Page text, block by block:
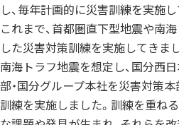
し、毎年計画的に災害訓練を実施し
これまで、首都圏直下型地震や南
した災害対策訓練を実施してきま
南海トラフ地震を想定し、国分西
部・国分グループ本社を災害対策
訓練を実施しました。訓練を重ね